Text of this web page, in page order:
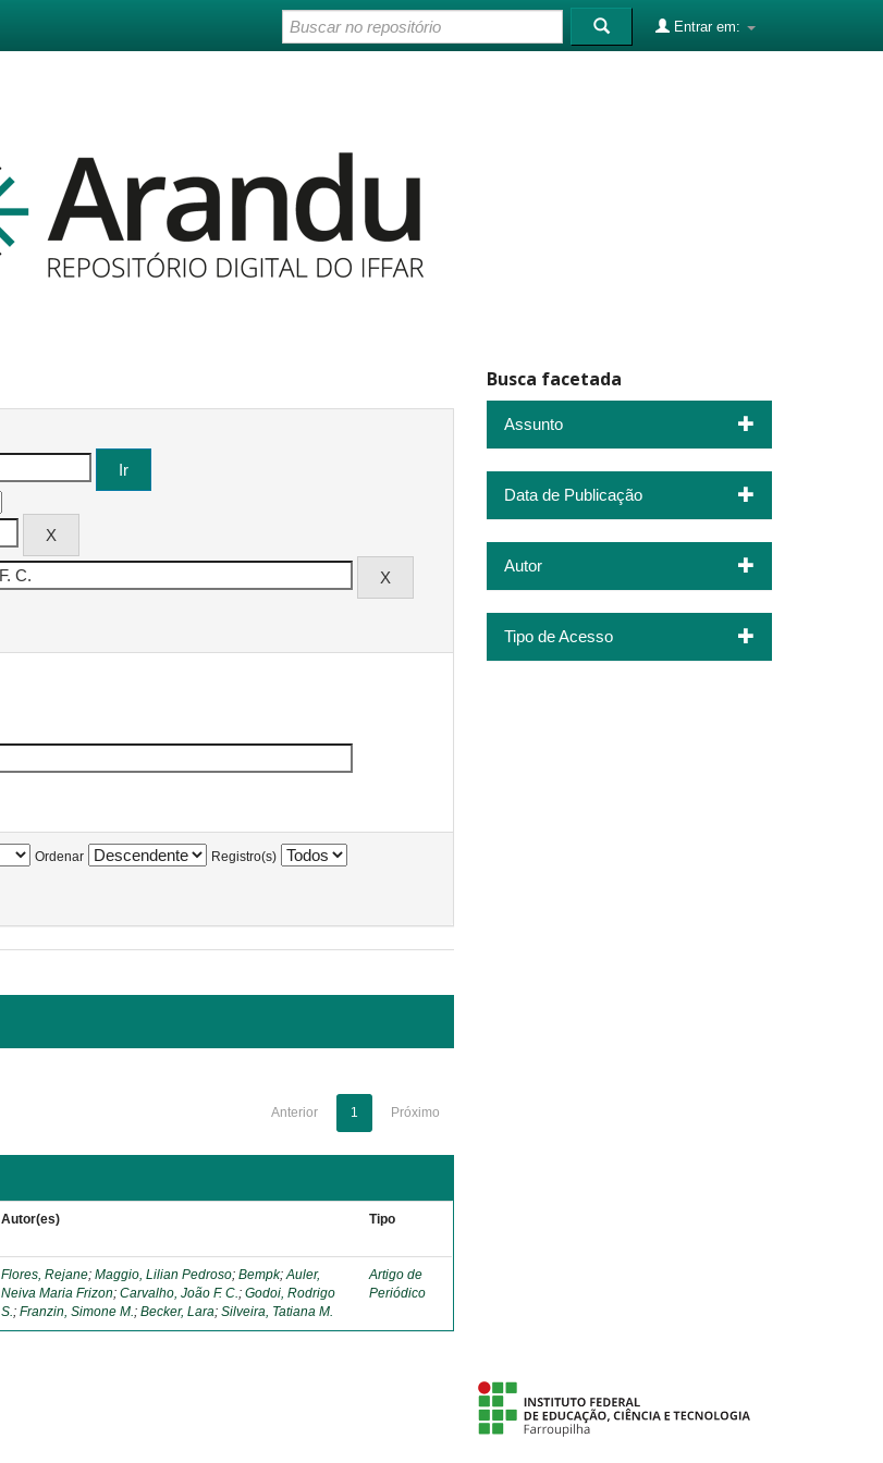
Entrar em:
Ordenar Registro(s)
Anterior 1 Próximo
Autor(es) Tipo
Flores, Rejane;Maggio, Lilian Pedroso;Bempk;Auler,
Neiva Maria Frizon;Carvalho, João F. C.;Godoi, Rodrigo
S.;Franzin, Simone M.;Becker, Lara;Silveira, Tatiana M.
Artigo de
Periódico
Busca facetada
Assunto
Data de Publicação
Autor
Tipo de Acesso